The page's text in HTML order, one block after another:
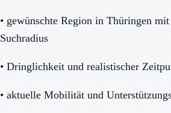
• gewünschte Region in Thüringen mit
Suchradius
• Dringlichkeit und realistischer
• aktuelle Mobilität und